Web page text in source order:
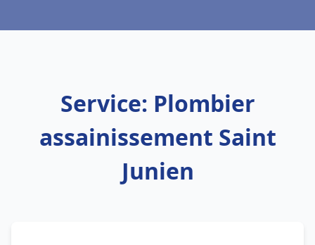
Service: Plombier
assainissement Saint
Junien